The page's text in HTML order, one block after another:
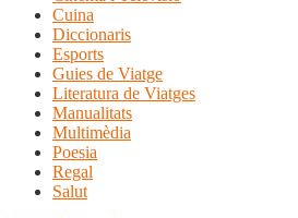
Cuina
Diccionaris
Esports
Guies de Viatge
Literatura de Viatges
Manualitats
Multimèdia
Poesia
Regal
Salut